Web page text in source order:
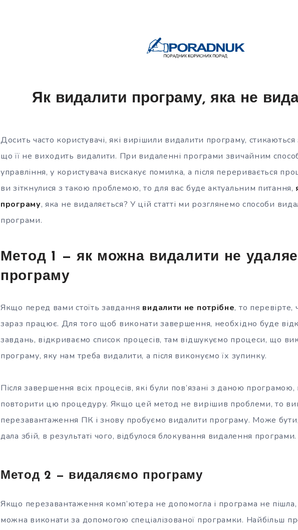
Як видалити програму, яка не
Досить часто користувачі, які вирішили видалити програму,
що її не виходить видалити. При видаленні програми звичайним
управління, у користувача вискакує помилка, а після переривається
визіткнулися з такою проблемою, то для вас буде актуальним питання,
програму, яка не видаляється? У цій статті ми розглянемо способи
програми.
Метод 1 — як можна видалити не
програму
Якщо перед вами стоїть завдання видалити не потрібне, то
зараз працює. Для того щоб виконати завершення, необхідно буде
завдань, відкриваємо список процесів, там відшукуємо процеси, що
програму, яку нам треба видалити, а після виконуємо їх зупинку.
Після завершення всіх процесів, які були пов’язані з даною
повторити цю процедуру. Якщо цей метод не вирішив проблеми, то
перезавантаження ПК і знову пробуємо видалити програму. Може
дала збій, в результаті чого, відбулося блокування видалення програми.
Метод 2 — видаляємо програму
Якщо перезавантаження комп’ютера не допомогла і програма не
можна виконати за допомогою спеціалізованої програмки. Найбільш